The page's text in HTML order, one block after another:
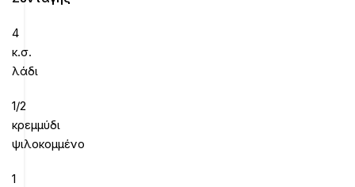
4
κ.σ.
λάδι
1/2
κρεμμύδι
ψιλοκομμένο
1